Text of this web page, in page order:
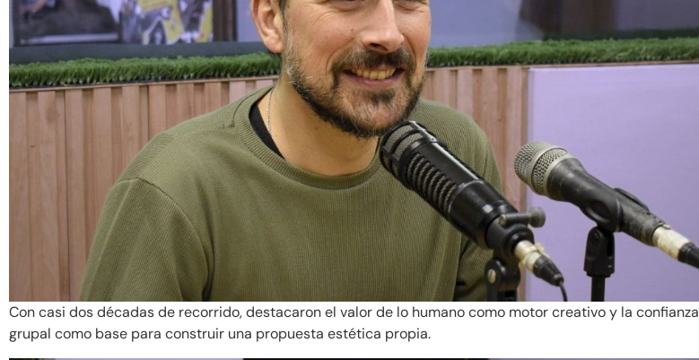
Con casi dos décadas de recorrido, destacaron el valor de lo humano como motor creativo y la confianza
grupal como base para construir una propuesta estética propia.